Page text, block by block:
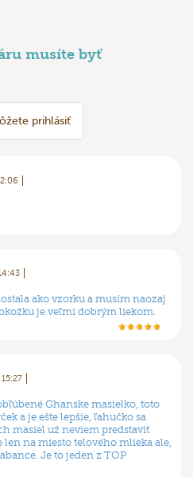
musíte byť
prihlásiť
ako vzorku a musím naozaj
je veľmi dobrým liekom.
Ghanske masielko, toto
a je ešte lepšie, ľahučko sa
masiel už neviem predstaviť
na miesto telového mlieka ale,
Je to jeden z TOP